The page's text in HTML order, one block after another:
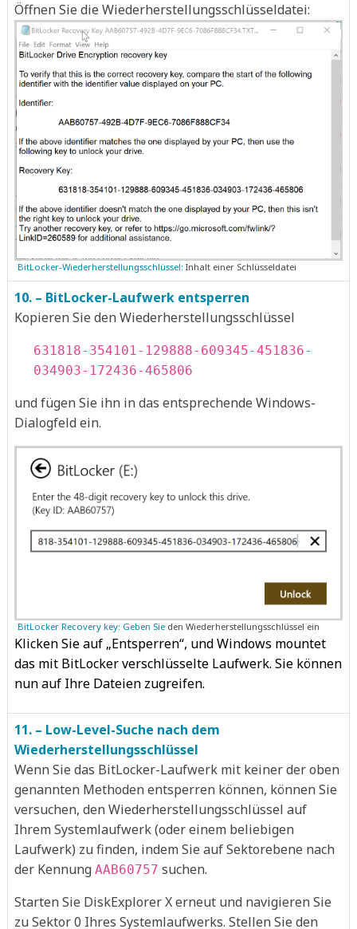
Öffnen Sie die Wiederherstellungsschlüsseldatei:
BitLocker-Wiederherstellungsschlüssel: Inhalt einer Schlüsseldatei
10. – BitLocker-Laufwerk entsperren
Kopieren Sie den Wiederherstellungsschlüssel
631818-354101-129888-609345-451836-
034903-172436-465806
und fügen Sie ihn in das entsprechende Windows-
Dialogfeld ein.
BitLocker Recovery key: Geben Sie den Wiederherstellungsschlüssel ein
Klicken Sie auf „Entsperren“, und Windows mountet
das mit BitLocker verschlüsselte Laufwerk. Sie können
nun auf Ihre Dateien zugreifen.
11. – Low-Level-Suche nach dem
Wiederherstellungsschlüssel
Wenn Sie das BitLocker-Laufwerk mit keiner der oben
genannten Methoden entsperren können, können Sie
versuchen, den Wiederherstellungsschlüssel auf
Ihrem Systemlaufwerk (oder einem beliebigen
Laufwerk) zu finden, indem Sie auf Sektorebene nach
der Kennung AAB60757 suchen.
Starten Sie DiskExplorer X erneut und navigieren Sie
zu Sektor 0 Ihres Systemlaufwerks. Stellen Sie den